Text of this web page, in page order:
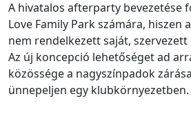
A hivatalos afterparty bevezetése
Love Family Park számára, hiszen
nem rendelkezett saját,
Az új koncepció lehetőséget ad
közössége a nagyszínpadok
ünnepeljen egy klubkörnyezetben.